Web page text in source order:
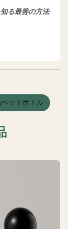
る最善の方法
ットボトル